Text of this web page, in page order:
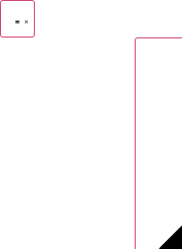
k